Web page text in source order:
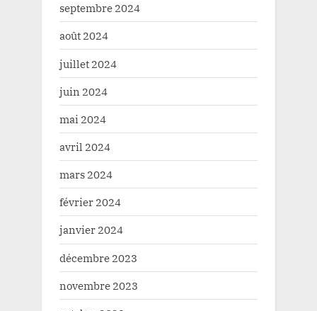
septembre 2024
août 2024
juillet 2024
juin 2024
mai 2024
avril 2024
mars 2024
février 2024
janvier 2024
décembre 2023
novembre 2023